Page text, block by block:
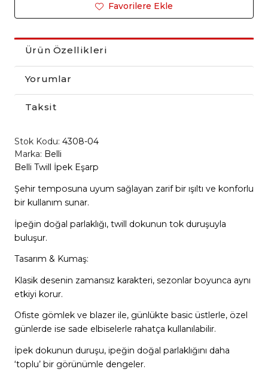
Favorilere Ekle
Ürün Özellikleri
Yorumlar
Taksit
Stok Kodu: 4308-04
Marka: Belli
Belli Twill İpek Eşarp
Şehir temposuna uyum sağlayan zarif bir ışıltı ve konforlu
bir kullanım sunar.
İpeğin doğal parlaklığı, twill dokunun tok duruşuyla
buluşur.
Tasarım & Kumaş:
Klasik desenin zamansız karakteri, sezonlar boyunca aynı
etkiyi korur.
Ofiste gömlek ve blazer ile, günlükte basic üstlerle, özel
günlerde ise sade elbiselerle rahatça kullanılabilir.
İpek dokunun duruşu, ipeğin doğal parlaklığını daha
‘toplu’ bir görünümle dengeler.